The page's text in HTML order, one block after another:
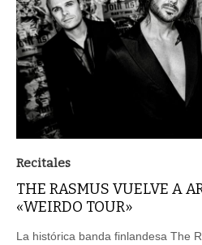
Recitales
THE RASMUS VUELVE A
«WEIRDO TOUR»
La histórica banda finlandesa The